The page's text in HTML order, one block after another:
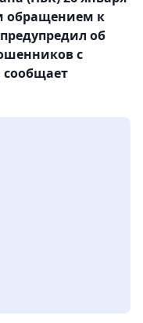
обращением к
об
с